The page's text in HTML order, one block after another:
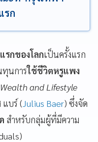
รก
รกของโลกเป็นครั้งแรก
ทุนการใช้ชีวิตหรูแพง
and Lifestyle
แบร์ (Julius Baer) ซึ่งจัด
สำหรับกลุ่มผู้ที่มีความ